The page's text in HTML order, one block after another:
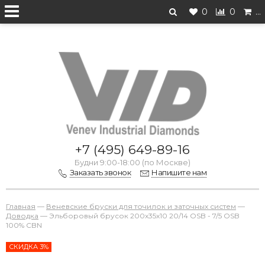
0 0 …
Перейти на старую версию
+7 (495) 649-89-16
Будни 9:00-18:00 (по Москве)
Заказать звонок
Напишите нам
Главная — Веневские бруски для точилок и заточных систем —
Доводка — Эльборовый брусок 200х35х10 20/14 OSB - 7/5 OSB
100% CBN
СКИДКА 3%